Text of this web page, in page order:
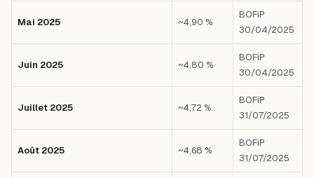
Mai 2025 ~4,90 %
BOFiP
30/04/2025
Juin 2025 ~4,80 %
BOFiP
30/04/2025
Juillet 2025 ~4,72 %
BOFiP
31/07/2025
Août 2025 ~4,68 %
BOFiP
31/07/2025